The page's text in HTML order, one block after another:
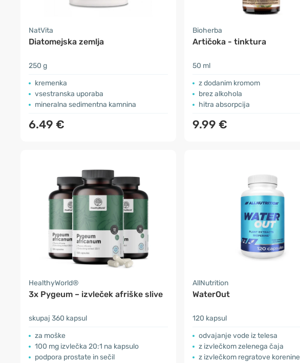
NatVita
Diatomejska zemlja
250 g
kremenka
vsestranska uporaba
mineralna sedimentna kamnina
6.49 €
Bioherba
Artičoka - tinktura
50 ml
z dodanim kromom
brez alkohola
hitra absorpcija
9.99 €
HealthyWorld®
3x Pygeum – izvleček afriške slive
skupaj 360 kapsul
za moške
100 mg izvlečka 20:1 na kapsulo
podpora prostate in sečil
AllNutrition
WaterOut
120 kapsul
odvajanje vode iz telesa
z izvlečkom zelenega čaja
z izvlečkom regratove korenine